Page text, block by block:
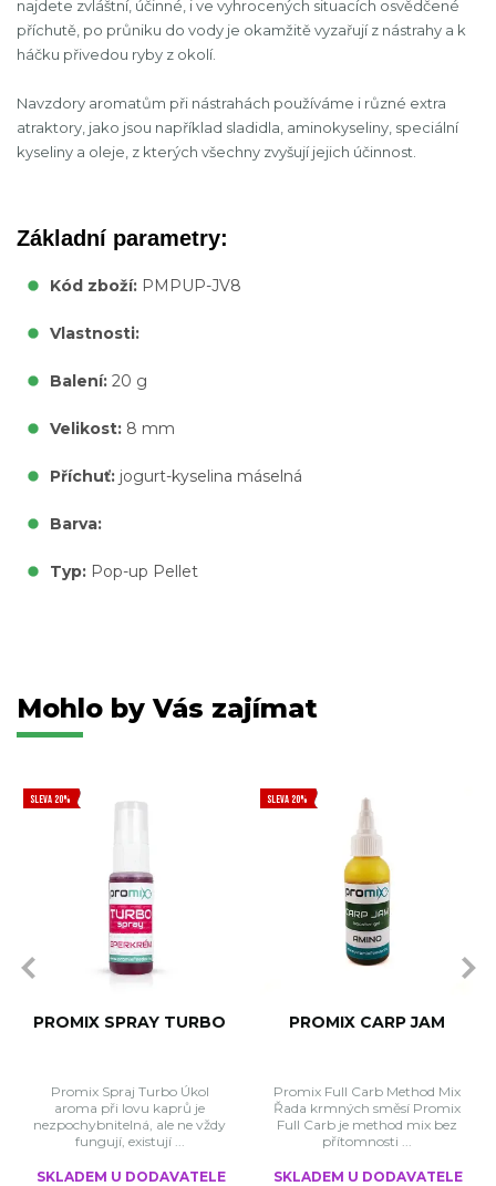
najdete zvláštní, účinné, i ve vyhrocených situacích osvědčené
příchutě, po průniku do vody je okamžitě vyzařují z nástrahy a k
háčku přivedou ryby z okolí.
Navzdory aromatům při nástrahách používáme i různé extra
atraktory, jako jsou například sladidla, aminokyseliny, speciální
kyseliny a oleje, z kterých všechny zvyšují jejich účinnost.
Základní parametry:
Kód zboží: PMPUP-JV8
Vlastnosti:
Balení: 20 g
Velikost: 8 mm
Příchuť: jogurt-kyselina máselná
Barva:
Typ: Pop-up Pellet
Mohlo by Vás zajímat
SLEVA 20%
PROMIX SPRAY TURBO
Promix Spraj Turbo Úkol
aroma při lovu kaprů je
nezpochybnitelná, ale ne vždy
fungují, existují ...
SKLADEM U DODAVATELE
SLEVA 20%
PROMIX CARP JAM
Promix Full Carb Method Mix
Řada krmných směsí Promix
Full Carb je method mix bez
přítomnosti ...
SKLADEM U DODAVATELE